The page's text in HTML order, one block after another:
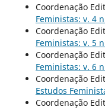
Coordenação
Feministas: v. 4
Coordenação
Feministas: v. 5
Coordenação
Feministas: v. 6
Coordenação
Estudos
Coordenação